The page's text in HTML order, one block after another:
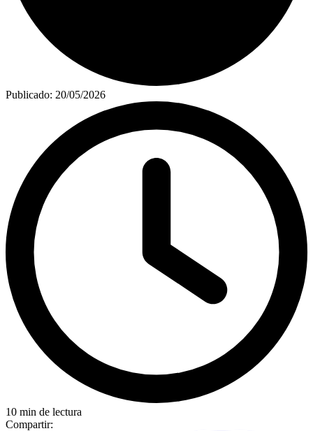
Publicado: 20/05/2026
10 min de lectura
Compartir: